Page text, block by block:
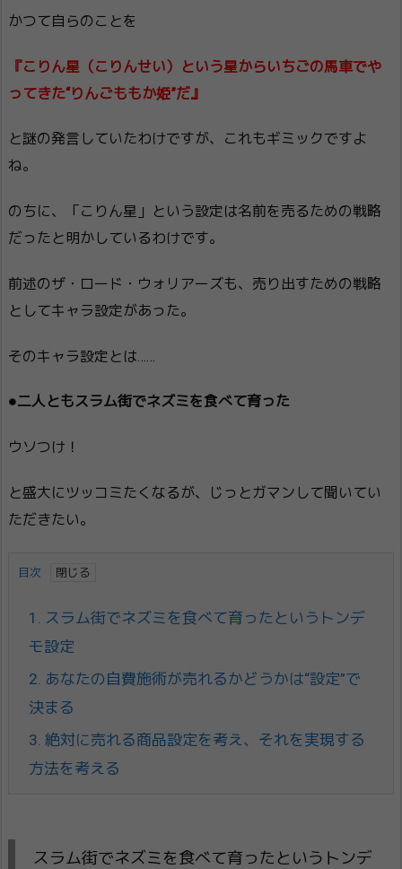
かつて自らのことを
『こりん星（こりんせい）という星からいちごの馬車でや
ってきた“りんごももか姫”だ』
と謎の発言していたわけですが、これもギミックですよ
ね。
のちに、「こりん星」という設定は名前を売るための戦略
だったと明かしているわけです。
前述のザ・ロード・ウォリアーズも、売り出すための戦略
としてキャラ設定があった。
そのキャラ設定とは……
●二人ともスラム街でネズミを食べて育った
ウソつけ！
と盛大にツッコミたくなるが、じっとガマンして聞いてい
ただきたい。
目次
1.
スラム街でネズミを食べて育ったというトンデ
モ設定
2. あなたの自費施術が売れるかどうかは“設定”で
決まる
3. 絶対に売れる商品設定を考え、それを実現する
方法を考える
スラム街でネズミを食べて育ったというトンデ